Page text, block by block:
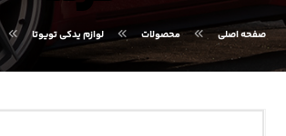
صفحه اصلی محصولات لوازم یدکی تویوتا